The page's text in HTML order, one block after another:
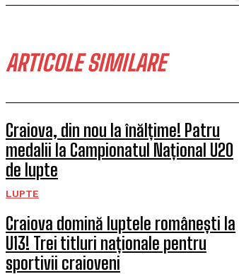
ARTICOLE SIMILARE
Craiova, din nou la înălțime! Patru
medalii la Campionatul Național U20
de lupte
LUPTE
Craiova domină luptele românești la
U13! Trei titluri naționale pentru
sportivii craioveni